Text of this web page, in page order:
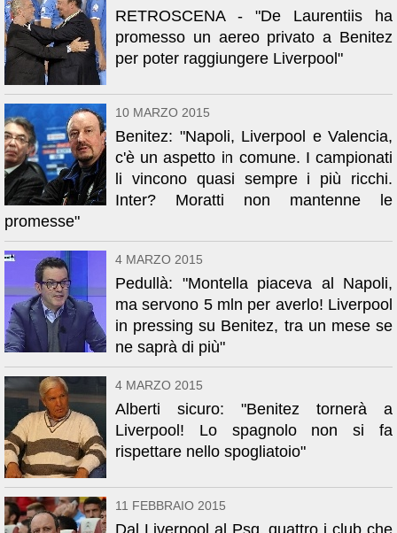
RETROSCENA - "De Laurentiis ha
promesso un aereo privato a Benitez
per poter raggiungere Liverpool"
10 MARZO 2015
Benitez: "Napoli, Liverpool e Valencia,
c'è un aspetto in comune. I campionati
li vincono quasi sempre i più ricchi.
Inter? Moratti non mantenne le
promesse"
4 MARZO 2015
Pedullà: "Montella piaceva al Napoli,
ma servono 5 mln per averlo! Liverpool
in pressing su Benitez, tra un mese se
ne saprà di più"
4 MARZO 2015
Alberti sicuro: "Benitez tornerà a
Liverpool! Lo spagnolo non si fa
rispettare nello spogliatoio"
11 FEBBRAIO 2015
Dal Liverpool al Psg, quattro i club che